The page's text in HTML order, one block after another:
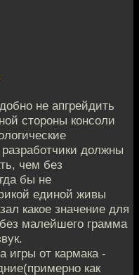
не апгрейдить
стороны консоли
должны
чем без
бы не
единой живы
какое значение для
малейшего грамма
игры от кармака -
как